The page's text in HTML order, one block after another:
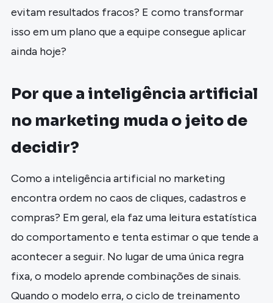
evitam resultados fracos? E como transformar
isso em um plano que a equipe consegue aplicar
ainda hoje?
Por que a inteligência artificial
no marketing muda o jeito de
decidir?
Como a inteligência artificial no marketing
encontra ordem no caos de cliques, cadastros e
compras? Em geral, ela faz uma leitura estatística
do comportamento e tenta estimar o que tende a
acontecer a seguir. No lugar de uma única regra
fixa, o modelo aprende combinações de sinais.
Quando o modelo erra, o ciclo de treinamento